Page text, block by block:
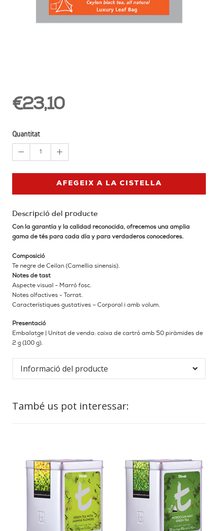
€23,10
Quantitat
1
AFEGEIX A LA CISTELLA
Descripció del producte
Con la garantía y la calidad reconocida, ofrecemos una amplia
gama de tés para cada día y para verdaderos conocedores.
Composició
Te negre de Ceilan (Camellia sinensis).
Notes de tast
Aspecte visual - Marró fosc.
Notes olfactives - Torrat.
Característiques gustatives – Corporal i amb volum.
Presentació
Embalatge | Unitat de venda: caixa de cartró amb 50 piràmides de
2 g (100 g).
Informació del producte
També us pot interessar: